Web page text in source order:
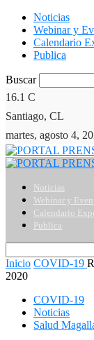
Noticias
Webinar y
Calendario
Publica
Buscar
16.1 C
Santiago, CL
martes, agosto 4,
Noticias
Webinar y
Calendario
Publica
Inicio COVID-19
2020
COVID-19
Noticias
Salud